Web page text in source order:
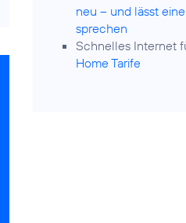
neu – und lässt
sprechen
Schnelles Internet
Home Tarife